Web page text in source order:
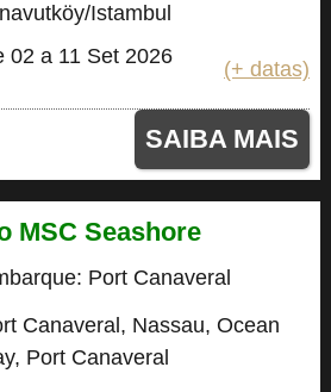
Istambul
02 a 11 Set 2026
(+ datas)
SAIBA MAIS
MSC Seashore
Port Canaveral
Canaveral, Nassau, Ocean
Port Canaveral